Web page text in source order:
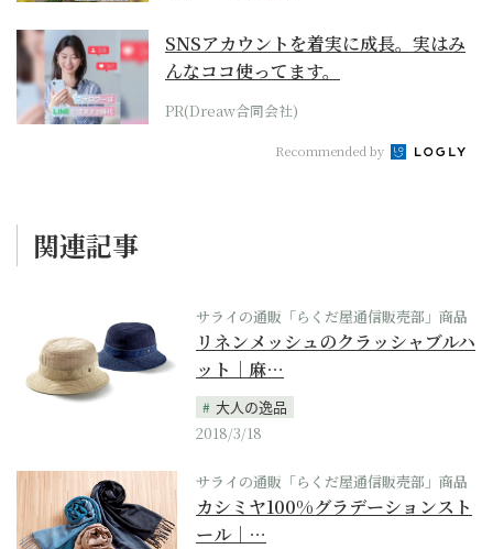
SNSアカウントを着実に成長。実はみ
んなココ使ってます。
PR(Dreaw合同会社)
Recommended by
関連記事
サライの通販「らくだ屋通信販売部」商品
リネンメッシュのクラッシャブルハ
ット｜麻…
大人の逸品
2018/3/18
サライの通販「らくだ屋通信販売部」商品
カシミヤ100%グラデーションスト
ール｜…